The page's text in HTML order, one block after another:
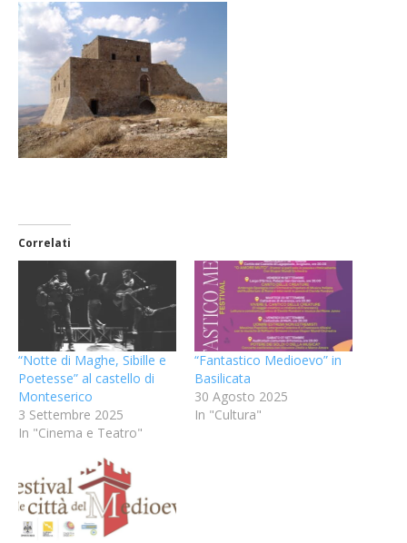
Correlati
“Notte di Maghe, Sibille e
Poetesse” al castello di
Monteserico
3 Settembre 2025
In "Cinema e Teatro"
“Fantastico Medioevo” in
Basilicata
30 Agosto 2025
In "Cultura"